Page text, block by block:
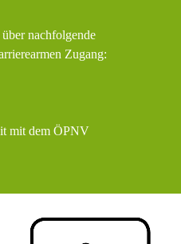
nachfolgende
Zugang:
mit dem ÖPNV